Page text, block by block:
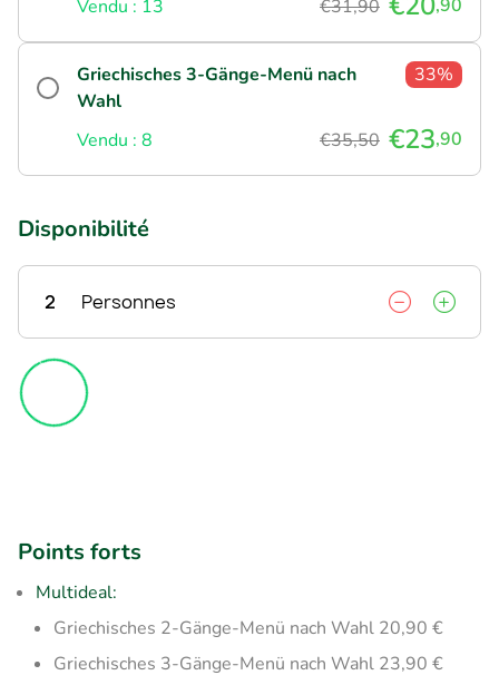
Vendu : 13 €31,90 ,90
Griechisches 3-Gänge-Menü nach
Wahl
33%
Vendu : 8 €35,50 €23,90
Disponibilité
2 Personnes
Points forts
Multideal:
Griechisches 2-Gänge-Menü nach Wahl 20,90 €
Griechisches 3-Gänge-Menü nach Wahl 23,90 €